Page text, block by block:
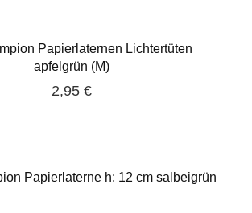
Papierlaternen Lichtertüten
apfelgrün (M)
2,95 €